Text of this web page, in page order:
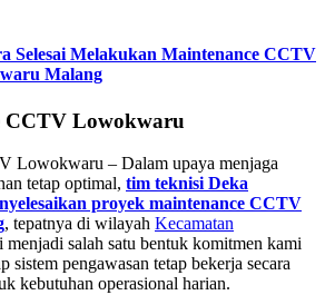
Selesai Melakukan Maintenance CCTV
Malang
CCTV Lowokwaru
Lowokwaru – Dalam upaya menjaga
tetap optimal, tim teknisi Deka
proyek maintenance CCTV
, tepatnya di wilayah Kecamatan
menjadi salah satu bentuk komitmen kami
sistem pengawasan tetap bekerja secara
kebutuhan operasional harian.